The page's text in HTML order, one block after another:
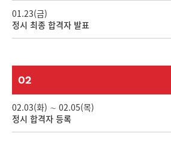
01.23(금)
정시 최종 합격자 발표
02
02.03(화) ∼ 02.05(목)
정시 합격자 등록